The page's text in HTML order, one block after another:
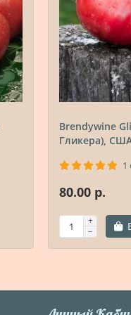
Brendywine
Гликера),
1
80.00 р.